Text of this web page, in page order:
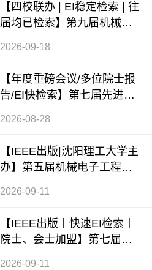
【四校联办 | EI稳定检索 | 往
届均已检索】第九届机械工
2026-09-18
【年度重磅会议/多位院士报
告/EI快检索】第七届先进材
2026-08-28
【IEEE出版|沈阳理工大学主
办】第五届机械电子工程与
2026-09-11
【IEEE出版丨快速EI检索丨
院士、会士加盟】第七届现
2026-09-11